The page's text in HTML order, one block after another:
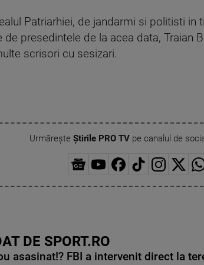
Patriarhiei, de jandarmi si politisti
presedintele de la acea data, Traian
scrisori cu sesizari.
Urmărește Știrile PRO TVpe canalul de
DE SPORT.RO
asasinat!? FBI a intervenit direct la